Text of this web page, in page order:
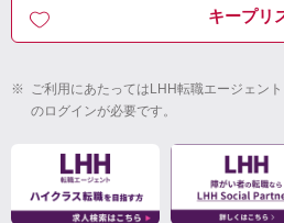
キープリ
※ ご利用にあたってはLHH転職エージェン
のログインが必要です。